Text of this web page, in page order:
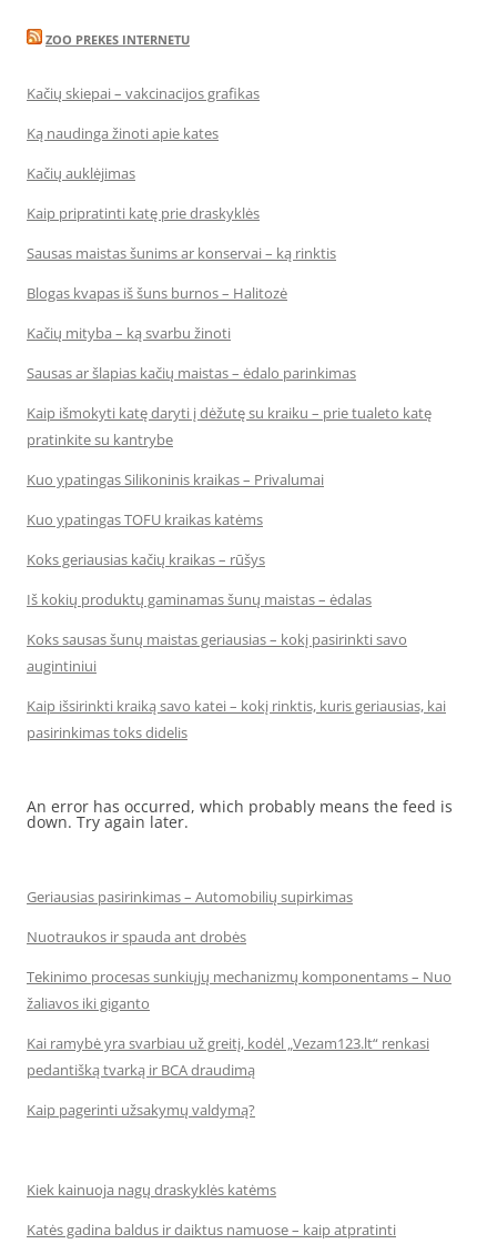
ZOO PREKES INTERNETU
Kačių skiepai – vakcinacijos grafikas
Ką naudinga žinoti apie kates
Kačių auklėjimas
Kaip pripratinti katę prie draskyklės
Sausas maistas šunims ar konservai – ką rinktis
Blogas kvapas iš šuns burnos – Halitozė
Kačių mityba – ką svarbu žinoti
Sausas ar šlapias kačių maistas – ėdalo parinkimas
Kaip išmokyti katę daryti į dėžutę su kraiku – prie tualeto katę
pratinkite su kantrybe
Kuo ypatingas Silikoninis kraikas – Privalumai
Kuo ypatingas TOFU kraikas katėms
Koks geriausias kačių kraikas – rūšys
Iš kokių produktų gaminamas šunų maistas – ėdalas
Koks sausas šunų maistas geriausias – kokį pasirinkti savo
augintiniui
Kaip išsirinkti kraiką savo katei – kokį rinktis, kuris geriausias, kai
pasirinkimas toks didelis
An error has occurred, which probably means the feed is
down. Try again later.
Geriausias pasirinkimas – Automobilių supirkimas
Nuotraukos ir spauda ant drobės
Tekinimo procesas sunkiųjų mechanizmų komponentams – Nuo
žaliavos iki giganto
Kai ramybė yra svarbiau už greitį, kodėl „Vezam123.lt“ renkasi
pedantišką tvarką ir BCA draudimą
Kaip pagerinti užsakymų valdymą?
Kiek kainuoja nagų draskyklės katėms
Katės gadina baldus ir daiktus namuose – kaip atpratinti